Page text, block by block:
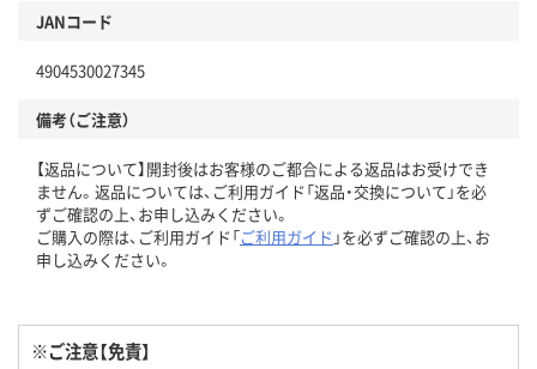
JANコード
4904530027345
備考（ご注意）
【返品について】開封後はお客様のご都合による返品はお受けでき
ません。返品については、ご利用ガイド「返品・交換について」を必
ずご確認の上、お申し込みください。
ご購入の際は、ご利用ガイド「ご利用ガイド 」を必ずご確認の上、お
申し込みください。
※ご注意【免責】